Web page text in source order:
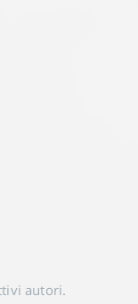
autori.